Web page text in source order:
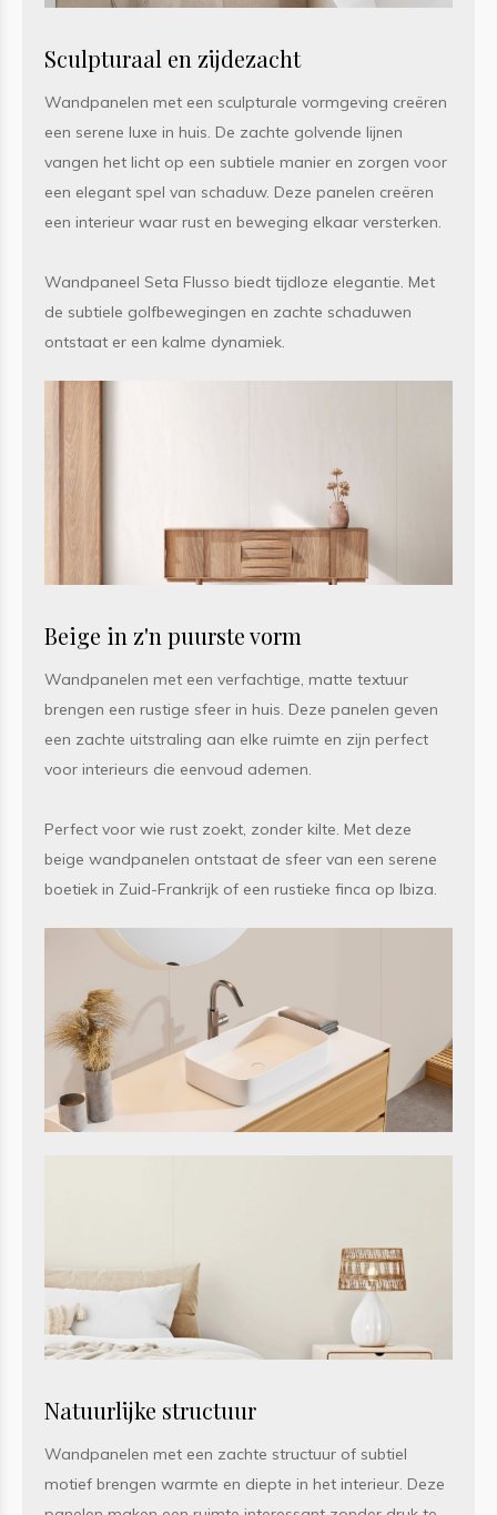
Sculpturaal en zijdezacht
Wandpanelen met een sculpturale vormgeving creëren
een serene luxe in huis. De zachte golvende lijnen
vangen het licht op een subtiele manier en zorgen voor
een elegant spel van schaduw. Deze panelen creëren
een interieur waar rust en beweging elkaar versterken.
Wandpaneel Seta Flusso biedt tijdloze elegantie. Met
de subtiele golfbewegingen en zachte schaduwen
ontstaat er een kalme dynamiek.
Beige in z'n puurste vorm
Wandpanelen met een verfachtige, matte textuur
brengen een rustige sfeer in huis. Deze panelen geven
een zachte uitstraling aan elke ruimte en zijn perfect
voor interieurs die eenvoud ademen.
Perfect voor wie rust zoekt, zonder kilte. Met deze
beige wandpanelen ontstaat de sfeer van een serene
boetiek in Zuid-Frankrijk of een rustieke finca op Ibiza.
Natuurlijke structuur
Wandpanelen met een zachte structuur of subtiel
motief brengen warmte en diepte in het interieur. Deze